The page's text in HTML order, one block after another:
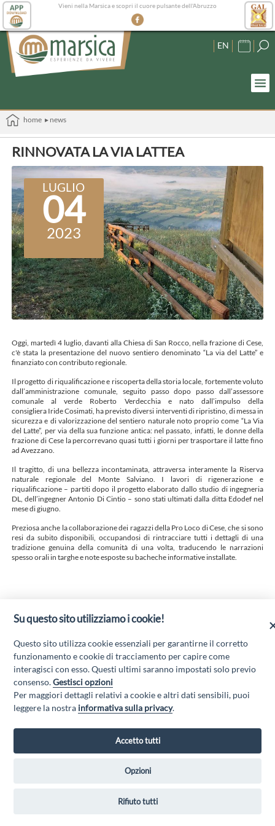
Vieni nella Marsica e scopri il cuore pulsante dell'Abruzzo
EN
home ▸ news
RINNOVATA LA VIA LATTEA
LUGLIO
04
2023
Oggi, martedì 4 luglio, davanti alla Chiesa di San Rocco, nella frazione di Cese,
c'è stata la presentazione del nuovo sentiero denominato “La via del Latte” e
finanziato con contributo regionale.
Il progetto di riqualificazione e riscoperta della storia locale, fortemente voluto
dall’amministrazione comunale, seguito passo dopo passo dall’assessore
comunale al verde Roberto Verdecchia e nato dall’impulso della
consigliera Iride Cosimati, ha previsto diversi interventi di ripristino, di messa in
sicurezza e di valorizzazione del sentiero naturale noto proprio come “La Via
del Latte”, per via della sua funzione antica: nel passato, infatti, le donne della
frazione di Cese la percorrevano quasi tutti i giorni per trasportare il latte fino
ad Avezzano.
Il tragitto, di una bellezza incontaminata, attraversa interamente la Riserva
naturale regionale del Monte Salviano. I lavori di rigenerazione e
riqualificazione – partiti dopo il progetto elaborato dallo studio di ingegneria
DL, dell’ingegner Antonio Di Cintio – sono stati ultimati dalla ditta Edodef nel
mese di giugno.
Preziosa anche la collaborazione dei ragazzi della Pro Loco di Cese, che si sono
resi da subito disponibili, occupandosi di rintracciare tutti i dettagli di una
tradizione genuina della comunità di una volta, traducendo le narrazioni
spesso orali in targhe e note esposte su bacheche informative installate.
RINNOVATA LA VIA LATTEA
IL SENTIERO CHE COLLEGA CESE AD AVEZZANO, PASSANDO PER
AVEZZANO
“Attività cofinanziate dal PSR 2014/2020 Abruzzo - mis. 19 PSL La Terra dei
M@rsi - Fondo FEASR; Sottomisura 19.2; Tipologia di intervento 19.2.1
GAL MARSICA Via XX Settembre, 51 - 67051 Avezzano (AQ) -
Su questo sito utilizziamo i cookie!
Questo sito utilizza cookie essenziali per garantirne il corretto
funzionamento e cookie di tracciamento per capire come
interagisci con esso. Questi ultimi saranno impostati solo previo
consenso.Gestisci opzioni
Per maggiori dettagli relativi a cookie e altri dati sensibili, puoi
leggere la nostra informativa sulla privacy.
Accetto tutti
Opzioni
Rifiuto tutti